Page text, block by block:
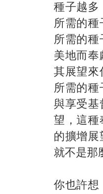
種子越多
所需的
所需的
美地而奉
其展望來
所需的
與享受基
望，這種
的擴增展
就不是那
你也許想